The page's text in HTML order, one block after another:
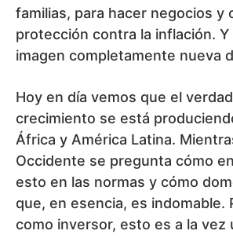
familias, para hacer negocios y
protección contra la inflación. Y
imagen completamente nueva
Hoy en día vemos que el
crecimiento se está
África y América Latina.
Occidente se pregunta cómo
esto en las normas y cómo
que, en esencia, es indomable.
como inversor, esto es a la vez